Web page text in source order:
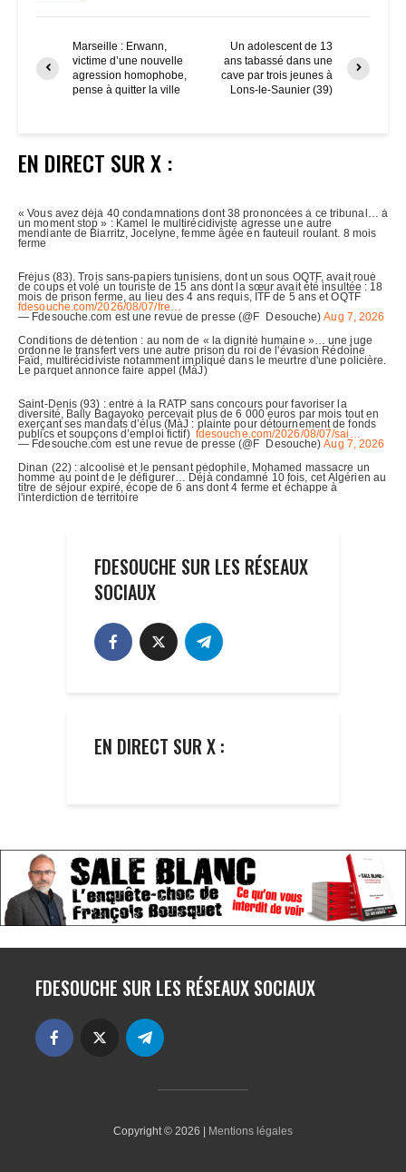
Marseille : Erwann,
victime d’une nouvelle
agression homophobe,
pense à quitter la ville
Un adolescent de 13
ans tabassé dans une
cave par trois jeunes à
Lons-le-Saunier (39)
EN DIRECT SUR X :
FDESOUCHE SUR LES RÉSEAUX
SOCIAUX
EN DIRECT SUR X :
FDESOUCHE SUR LES RÉSEAUX SOCIAUX
Copyright © 2026 | Mentions légales